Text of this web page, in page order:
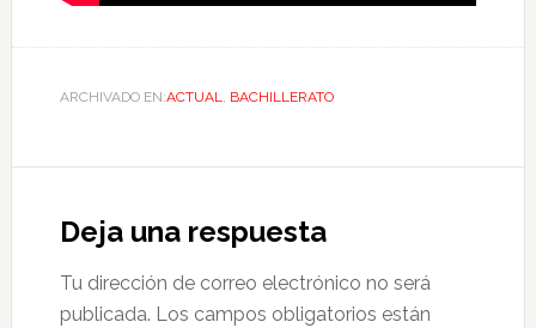
ARCHIVADO EN:ACTUAL BACHILLERATO
Deja una respuesta
Tu dirección de correo electrónico no será
publicada. Los campos obligatorios están